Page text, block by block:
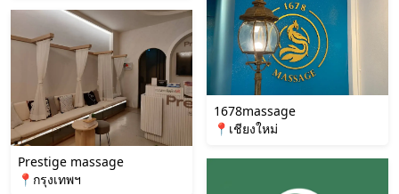
Prestige massage
📍กรุงเทพฯ
1678massage
📍เชียงใหม่